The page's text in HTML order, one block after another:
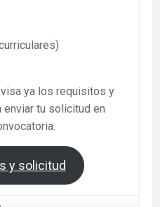
ya los requisitos y
enviar tu solicitud en
y solicitud